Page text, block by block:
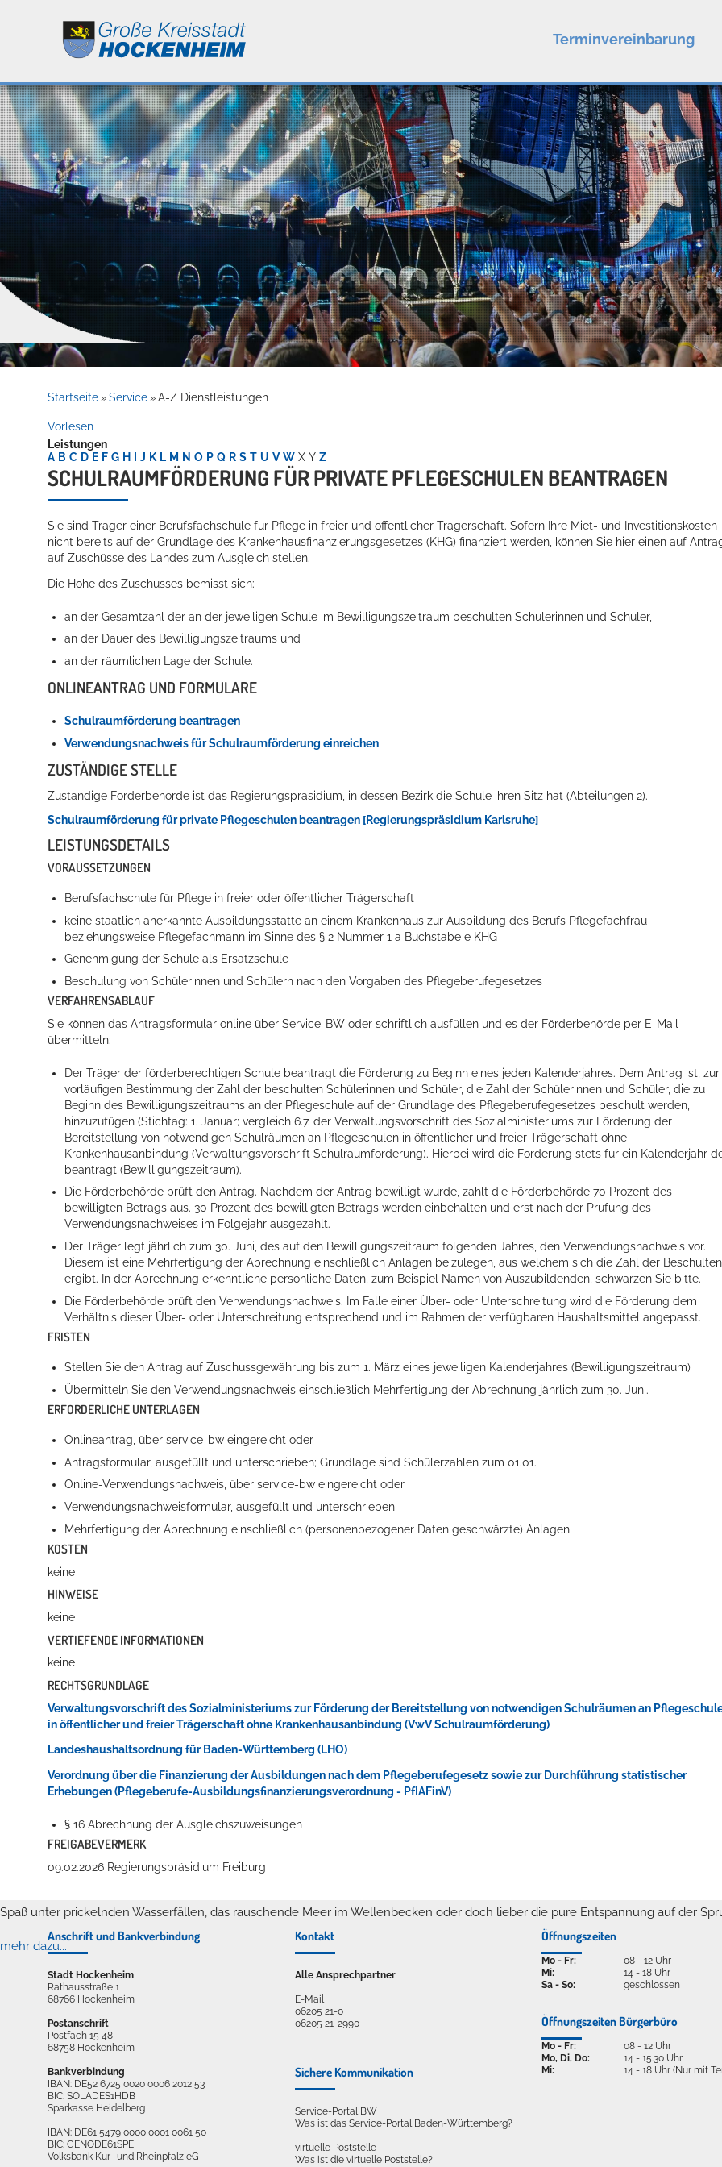
Leben
Kultur
Service
Terminvereinbarung
Willkommen in Hockenheim
Konzerte, Tagungen und vieles mehr
Die Stadthalle Hockenheim bietet den perfekten Standort für Events aller Art!
mehr dazu...
Spaß unter prickelnden Wasserfällen, das rauschende Meer im Wellenbecken oder doch lieber die pure Entspannung auf der
mehr dazu...
Startseite » Service » A-Z Dienstleistungen
Vorlesen
Leistungen
A B C D E F G H J K L M N O P Q R S T U V W X Y Z
SCHULRAUMFÖRDERUNG FÜR PRIVATE PFLEGESCHULEN BEANTRAGEN
Sie sind Träger einer Berufsfachschule für Pflege in freier und öffentlicher Trägerschaft. Sofern Ihre Miet- und Investitionskosten
nicht bereits auf der Grundlage des Krankenhausfinanzierungsgesetzes (KHG) finanziert werden, können Sie hier einen auf
auf Zuschüsse des Landes zum Ausgleich stellen.
Die Höhe des Zuschusses bemisst sich:
an der Gesamtzahl der an der jeweiligen Schule im Bewilligungszeitraum beschulten Schülerinnen und Schüler,
an der Dauer des Bewilligungszeitraums und
an der räumlichen Lage der Schule.
ONLINEANTRAG UND FORMULARE
Schulraumförderung beantragen
Verwendungsnachweis für Schulraumförderung einreichen
ZUSTÄNDIGE STELLE
Zuständige Förderbehörde ist das Regierungspräsidium, in dessen Bezirk die Schule ihren Sitz hat (Abteilungen 2).
Schulraumförderung für private Pflegeschulen beantragen [Regierungspräsidium Karlsruhe]
LEISTUNGSDETAILS
VORAUSSETZUNGEN
Berufsfachschule für Pflege in freier oder öffentlicher Trägerschaft
keine staatlich anerkannte Ausbildungsstätte an einem Krankenhaus zur Ausbildung des Berufs Pflegefachfrau
beziehungsweise Pflegefachmann im Sinne des § 2 Nummer 1 a Buchstabe e KHG
Genehmigung der Schule als Ersatzschule
Beschulung von Schülerinnen und Schülern nach den Vorgaben des Pflegeberufegesetzes
VERFAHRENSABLAUF
Sie können das Antragsformular online über Service-BW oder schriftlich ausfüllen und es der Förderbehörde per E-Mail
übermitteln:
Der Träger der förderberechtigen Schule beantragt die Förderung zu Beginn eines jeden Kalenderjahres. Dem Antrag ist, zur
vorläufigen Bestimmung der Zahl der beschulten Schülerinnen und Schüler, die Zahl der Schülerinnen und Schüler, die zu
Beginn des Bewilligungszeitraums an der Pflegeschule auf der Grundlage des Pflegeberufegesetzes beschult werden,
hinzuzufügen (Stichtag: 1. Januar; vergleich 6.7. der Verwaltungsvorschrift des Sozialministeriums zur Förderung der
Bereitstellung von notwendigen Schulräumen an Pflegeschulen in öffentlicher und freier Trägerschaft ohne
Krankenhausanbindung (Verwaltungsvorschrift Schulraumförderung). Hierbei wird die Förderung stets für ein Kalenderjahr
beantragt (Bewilligungszeitraum).
Die Förderbehörde prüft den Antrag. Nachdem der Antrag bewilligt wurde, zahlt die Förderbehörde 70 Prozent des
bewilligten Betrags aus. 30 Prozent des bewilligten Betrags werden einbehalten und erst nach der Prüfung des
Verwendungsnachweises im Folgejahr ausgezahlt.
Der Träger legt jährlich zum 30. Juni, des auf den Bewilligungszeitraum folgenden Jahres, den Verwendungsnachweis vor.
Diesem ist eine Mehrfertigung der Abrechnung einschließlich Anlagen beizulegen, aus welchem sich die Zahl der Beschulten
ergibt. In der Abrechnung erkenntliche persönliche Daten, zum Beispiel Namen von Auszubildenden, schwärzen Sie bitte.
Die Förderbehörde prüft den Verwendungsnachweis. Im Falle einer Über- oder Unterschreitung wird die Förderung dem
Verhältnis dieser Über- oder Unterschreitung entsprechend und im Rahmen der verfügbaren Haushaltsmittel angepasst.
FRISTEN
Stellen Sie den Antrag auf Zuschussgewährung bis zum 1. März eines jeweiligen Kalenderjahres (Bewilligungszeitraum)
Übermitteln Sie den Verwendungsnachweis einschließlich Mehrfertigung der Abrechnung jährlich zum 30. Juni.
ERFORDERLICHE UNTERLAGEN
Onlineantrag, über service-bw eingereicht oder
Antragsformular, ausgefüllt und unterschrieben; Grundlage sind Schülerzahlen zum 01.01.
Online-Verwendungsnachweis, über service-bw eingereicht oder
Verwendungsnachweisformular, ausgefüllt und unterschrieben
Mehrfertigung der Abrechnung einschließlich (personenbezogener Daten geschwärzte) Anlagen
KOSTEN
keine
HINWEISE
keine
VERTIEFENDE INFORMATIONEN
keine
RECHTSGRUNDLAGE
Verwaltungsvorschrift des Sozialministeriums zur Förderung der Bereitstellung von notwendigen Schulräumen an
in öffentlicher und freier Trägerschaft ohne Krankenhausanbindung (VwV Schulraumförderung)
Landeshaushaltsordnung für Baden-Württemberg (LHO)
Verordnung über die Finanzierung der Ausbildungen nach dem Pflegeberufegesetz sowie zur Durchführung statistischer
Erhebungen (Pflegeberufe-Ausbildungsfinanzierungsverordnung - PfIAFinV)
§ 16 Abrechnung der Ausgleichszuweisungen
FREIGABEVERMERK
09.02.2026 Regierungspräsidium Freiburg
Anschrift und Bankverbindung
Stadt Hockenheim
Rathausstraße 1
68766 Hockenheim
Postanschrift
Postfach 15 48
68758 Hockenheim
Bankverbindung
IBAN: DE52 6725 0020 0006 2012 53
BIC: SOLADES1HDB
Sparkasse Heidelberg
IBAN: DE61 5479 0000 0001 0061 50
BIC: GENODE61SPE
Volksbank Kur- und Rheinpfalz eG
Kontakt
Alle Ansprechpartner
E-Mail
06205 21-0
06205 21-2990
Sichere Kommunikation
Service-Portal BW
Was ist das Service-Portal Baden-Württemberg?
virtuelle Poststelle
Was ist die virtuelle Poststelle?
Öffnungszeiten
Mo - Fr:
Mi:
Sa - So:
08 - 12 Uhr
14 - 18 Uhr
geschlossen
Öffnungszeiten Bürgerbüro
Mo - Fr:
Mo, Di, Do:
Mi:
08 - 12 Uhr
14 - 15.30 Uhr
14 - 18 Uhr (Nur mit